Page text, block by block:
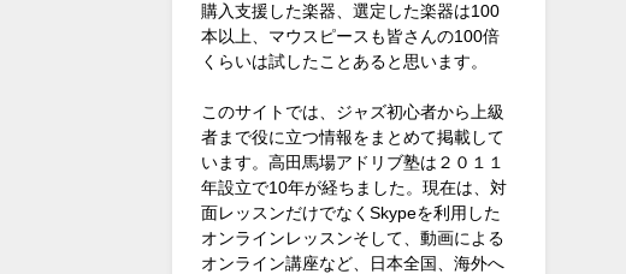
購入支援した楽器、選定した楽器は100
本以上、マウスピースも皆さんの100倍
くらいは試したことあると思います。
このサイトでは、ジャズ初心者から上級
者まで役に立つ情報をまとめて掲載して
います。高田馬場アドリブ塾は２０１１
年設立で10年が経ちました。現在は、対
面レッスンだけでなくSkypeを利用した
オンラインレッスンそして、動画による
オンライン講座など、日本全国、海外へ